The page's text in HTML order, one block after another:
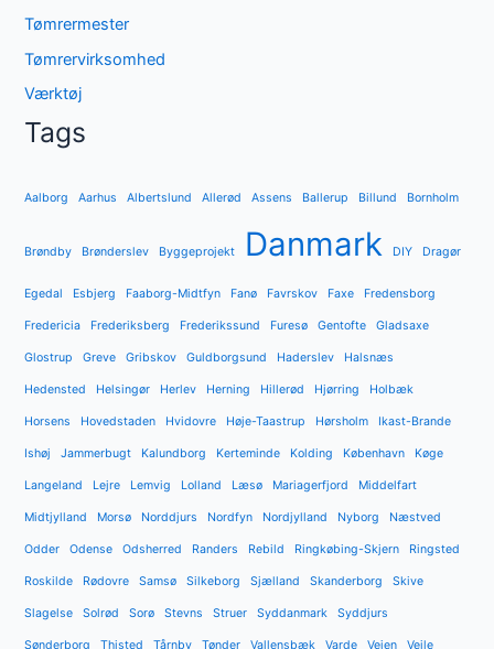
Tømrermester
Tømrervirksomhed
Værktøj
Tags
Aalborg Aarhus Albertslund Allerød Assens Ballerup Billund Bornholm
Brøndby Brønderslev Byggeprojekt Danmark DIY Dragør
Egedal Esbjerg Faaborg-Midtfyn Fanø Favrskov Faxe Fredensborg
Fredericia Frederiksberg Frederikssund Furesø Gentofte Gladsaxe
Glostrup Greve Gribskov Guldborgsund Haderslev Halsnæs
Hedensted Helsingør Herlev Herning Hillerød Hjørring Holbæk
Horsens Hovedstaden Hvidovre Høje-Taastrup Hørsholm Ikast-Brande
Ishøj Jammerbugt Kalundborg Kerteminde Kolding København Køge
Langeland Lejre Lemvig Lolland Læsø Mariagerfjord Middelfart
Midtjylland Morsø Norddjurs Nordfyn Nordjylland Nyborg Næstved
Odder Odense Odsherred Randers Rebild Ringkøbing-Skjern Ringsted
Roskilde Rødovre Samsø Silkeborg Sjælland Skanderborg Skive
Slagelse Solrød Sorø Stevns Struer Syddanmark Syddjurs
Sønderborg Thisted Tårnby Tønder Vallensbæk Varde Vejen Vejle